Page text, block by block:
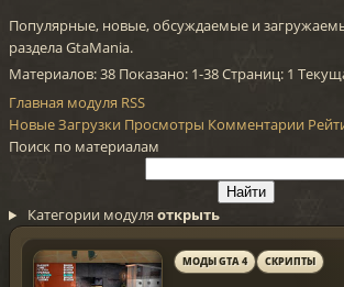
Популярные, новые, обсуждаемые и
раздела GtaMania.
Материалов: 38 Показано: 1-38Страниц: 1
Главная модуля RSS
НовыеЗагрузки Просмотры Комментарии
Поиск по материалам
Категории модуля открыть
МОДЫ GTA 4 СКРИПТЫ